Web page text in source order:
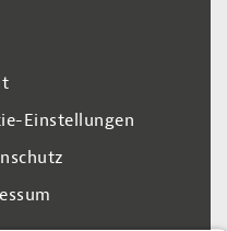
Einstellungen